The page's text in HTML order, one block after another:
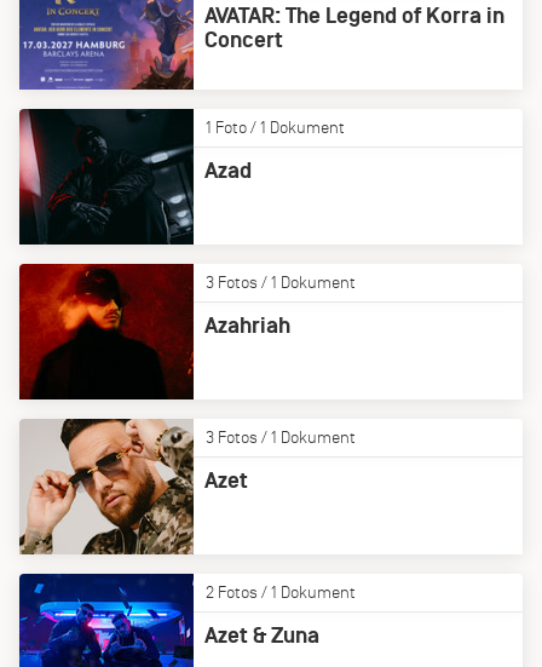
AVATAR: The Legend of Korra in
Concert
1 Foto / 1 Dokument
Azad
3 Fotos / 1 Dokument
Azahriah
3 Fotos / 1 Dokument
Azet
2 Fotos / 1 Dokument
Azet & Zuna